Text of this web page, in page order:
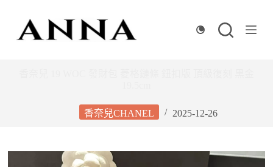
主
香奈兒CHANEL 2025-12-26